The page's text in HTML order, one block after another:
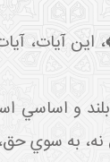
، اين آيات،
و اساسي
به سوي